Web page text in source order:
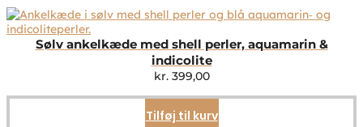
Sølv ankelkæde med shell perler, aquamarin &
indicolite
kr.399,00
Tilføj til kurv